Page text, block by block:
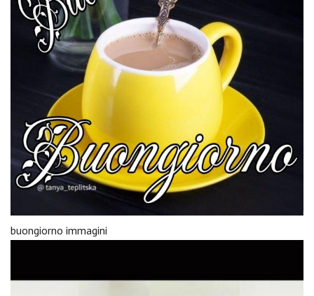
buongiorno immagini